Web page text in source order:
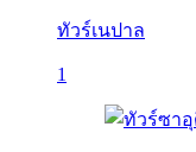
ทัวร์เนปาล
1